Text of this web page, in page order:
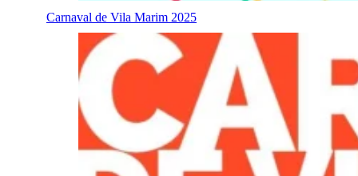
Carnaval de Vila Marim 2025